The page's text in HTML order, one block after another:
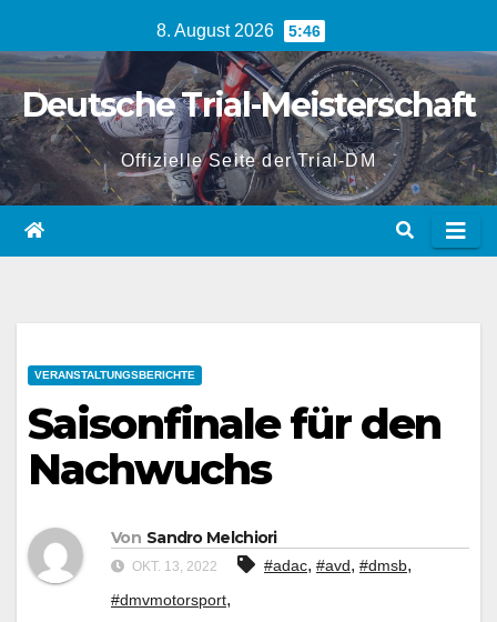
Inhalt
springen
8. August 2026 5:46
Deutsche Trial-Meisterschaft
Offizielle Seite der Trial-DM
VERANSTALTUNGSBERICHTE
Saisonfinale für den
Nachwuchs
Von Sandro Melchiori
OKT. 13, 2022 #adac, #avd, #dmsb,
#dmvmotorsport,